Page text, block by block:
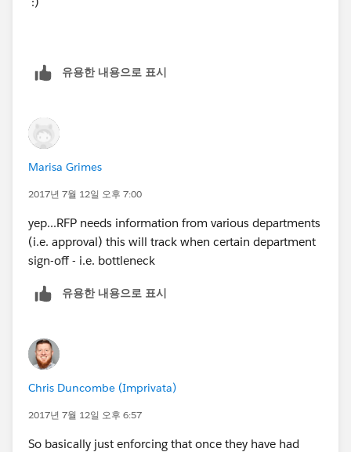
유용한 내용으로 표시
Marisa Grimes
2017년 7월 12일 오후 7:00
yep...RFP needs information from various departments
(i.e. approval) this will track when certain department
sign-off - i.e. bottleneck
유용한 내용으로 표시
Chris Duncombe (Imprivata)
2017년 7월 12일 오후 6:57
So basically just enforcing that once they have had